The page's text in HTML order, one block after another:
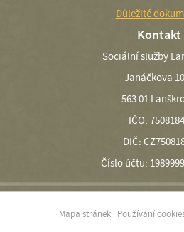
Důležité
Kontakt
Sociální služby
Janáčkova
563 01
IČO:
DIČ:
Číslo účtu:
Mapa stránek| Používání